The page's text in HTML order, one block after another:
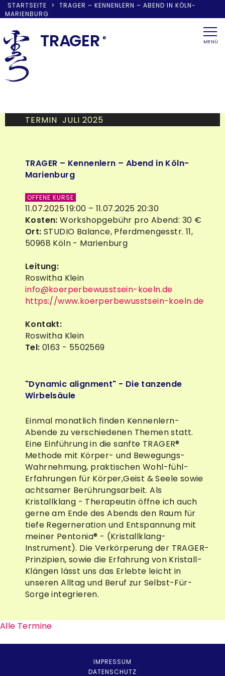
STARTSEITE >
TRAGER – KENNENLERN – ABEND IN KÖLN-
MARIENBURG
to
content
TRAGER ® MENÜ
TERMIN JULI 2025
TRAGER – Kennenlern – Abend in Köln-
Marienburg
OFFENE KURSE
11.07.2025 19:00 – 11.07.2025 20:30
Kosten: Workshopgebühr pro Abend: 30 €
Ort: STUDIO Balance, Pferdmengesstr. 11,
50968 Köln - Marienburg
Leitung:
Roswitha Klein
info@koerperbewusstsein-koeln.de
https://www.koerperbewusstsein-koeln.de
Kontakt:
Roswitha Klein
Tel: 0163 - 5502569
"Dynamic alignment" - Die tanzende
Wirbelsäule
Einmal monatlich finden Kennenlern-
Abende zu verschiedenen Themen statt.
Eine Einführung in die sanfte TRAGER®
Methode mit Körper- und Bewegungs-
Wahrnehmung, praktischen Wohl-fühl-
Erfahrungen für Körper,Geist & Seele sowie
achtsamer Berührungsarbeit. Als
Kristallklang - Therapeutin öffne ich auch
gerne am Ende des Abends den Raum für
tiefe Regerneration und Entspannung mit
meiner Pentonia® - (Kristallklang-
Instrument). Die Verkörperung der TRAGER-
Prinzipien, sowie die Erfahrung von Kristall-
Klängen lässt uns das Erlebte leicht in
unseren Alltag und Beruf zur Selbst-Für-
Sorge integrieren.
Alle Termine
IMPRESSUM
DATENSCHUTZ